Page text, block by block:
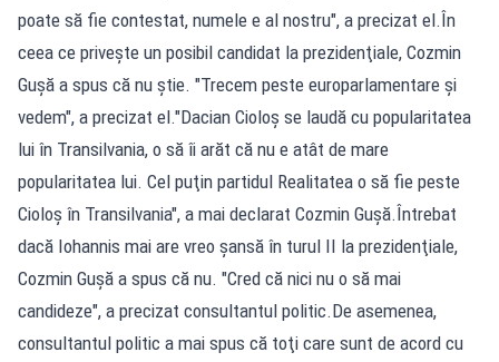
poate să fie contestat, numele e al nostru", a precizat el.În
ceea ce priveşte un posibil candidat la prezidenţiale, Cozmin
Guşă a spus că nu ştie. "Trecem peste europarlamentare şi
vedem", a precizat el."Dacian Cioloş se laudă cu popularitatea
lui în Transilvania, o să îi arăt că nu e atât de mare
popularitatea lui. Cel puţin partidul Realitatea o să fie peste
Cioloş în Transilvania", a mai declarat Cozmin Guşă.Întrebat
dacă Iohannis mai are vreo şansă în turul II la prezidenţiale,
Cozmin Guşă a spus că nu. "Cred că nici nu o să mai
candideze", a precizat consultantul politic.De asemenea,
consultantul politic a mai spus că toţi care sunt de acord cu